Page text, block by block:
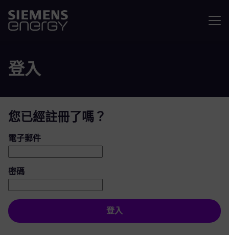
登入
您已經註冊了嗎？
登入：使用者和密碼
電子郵件
密碼
登入